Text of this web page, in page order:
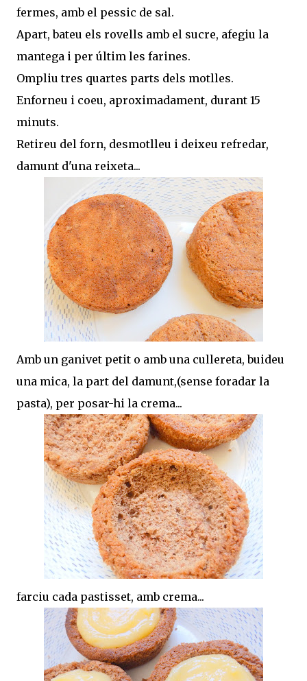
fermes, amb el pessic de sal.
Apart, bateu els rovells amb el sucre, afegiu la
mantega i per últim les farines.
Ompliu tres quartes parts dels motlles.
Enforneu i coeu, aproximadament, durant 15
minuts.
Retireu del forn, desmotlleu i deixeu refredar,
damunt d'una reixeta...
Amb un ganivet petit o amb una cullereta, buideu
una mica, la part del damunt,(sense foradar la
pasta), per posar-hi la crema...
farciu cada pastisset, amb crema...